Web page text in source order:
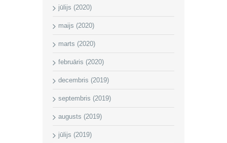
jūlijs (2020)
maijs (2020)
marts (2020)
februāris (2020)
decembris (2019)
septembris (2019)
augusts (2019)
jūlijs (2019)